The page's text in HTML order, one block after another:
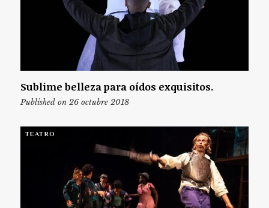
Sublime belleza para oídos exquisitos.
Published on 26 octubre 2018
TEATRO